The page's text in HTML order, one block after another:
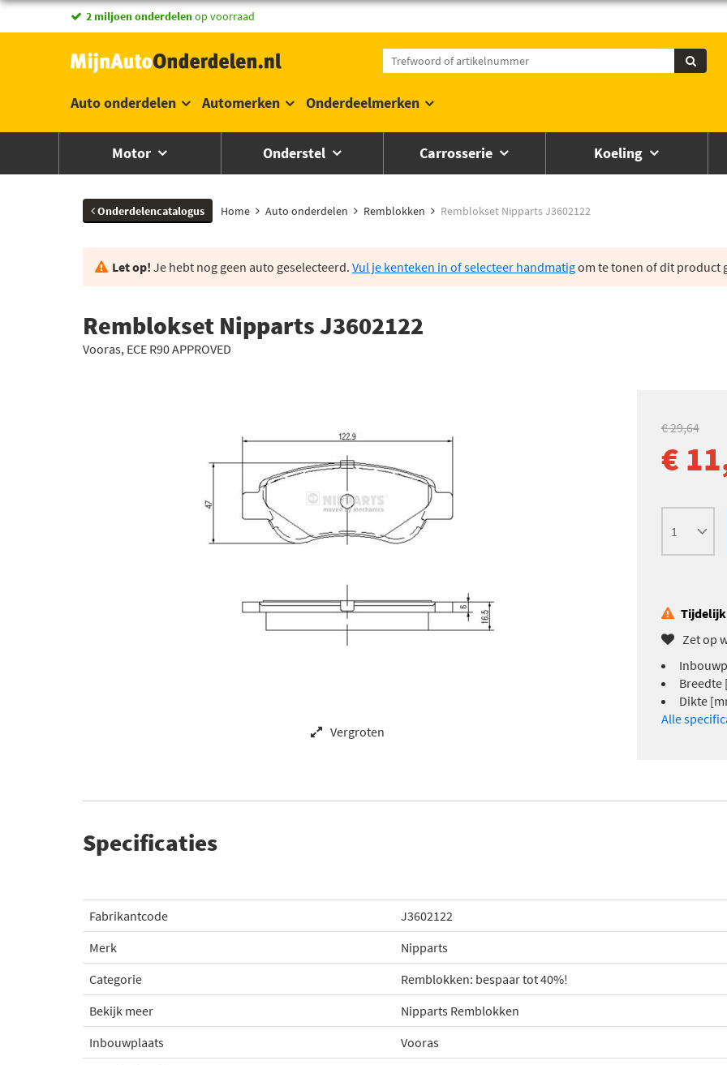
vandaag besteld,morgen in huis *
2 miljoen onderdelenop voorraad
Auto onderdelen Automerken Onderdeelmerken
Motor Onderstel Carrosserie Koeling
Onderdelencatalogus Home Auto onderdelen Remblokken Remblokset Nipparts J3602122
Let op! Je hebt nog geen auto geselecteerd. Vul je kenteken in of selecteer handmatigom te tonen of dit product
Remblokset Nipparts J3602122
Vooras, ECE R90 APPROVED
Vergroten
€ 29,64
€
Zet op
Breedte
Dikte
Alle
Specificaties
Fabrikantcode
J3602122
Merk
Nipparts
Categorie
Remblokken: bespaar tot 40%!
Bekijk meer
Nipparts Remblokken
Inbouwplaats
Vooras